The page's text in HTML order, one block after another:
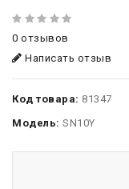
0 отзывов
Написать отзыв
Код товара: 81347
Модель: SN10Y